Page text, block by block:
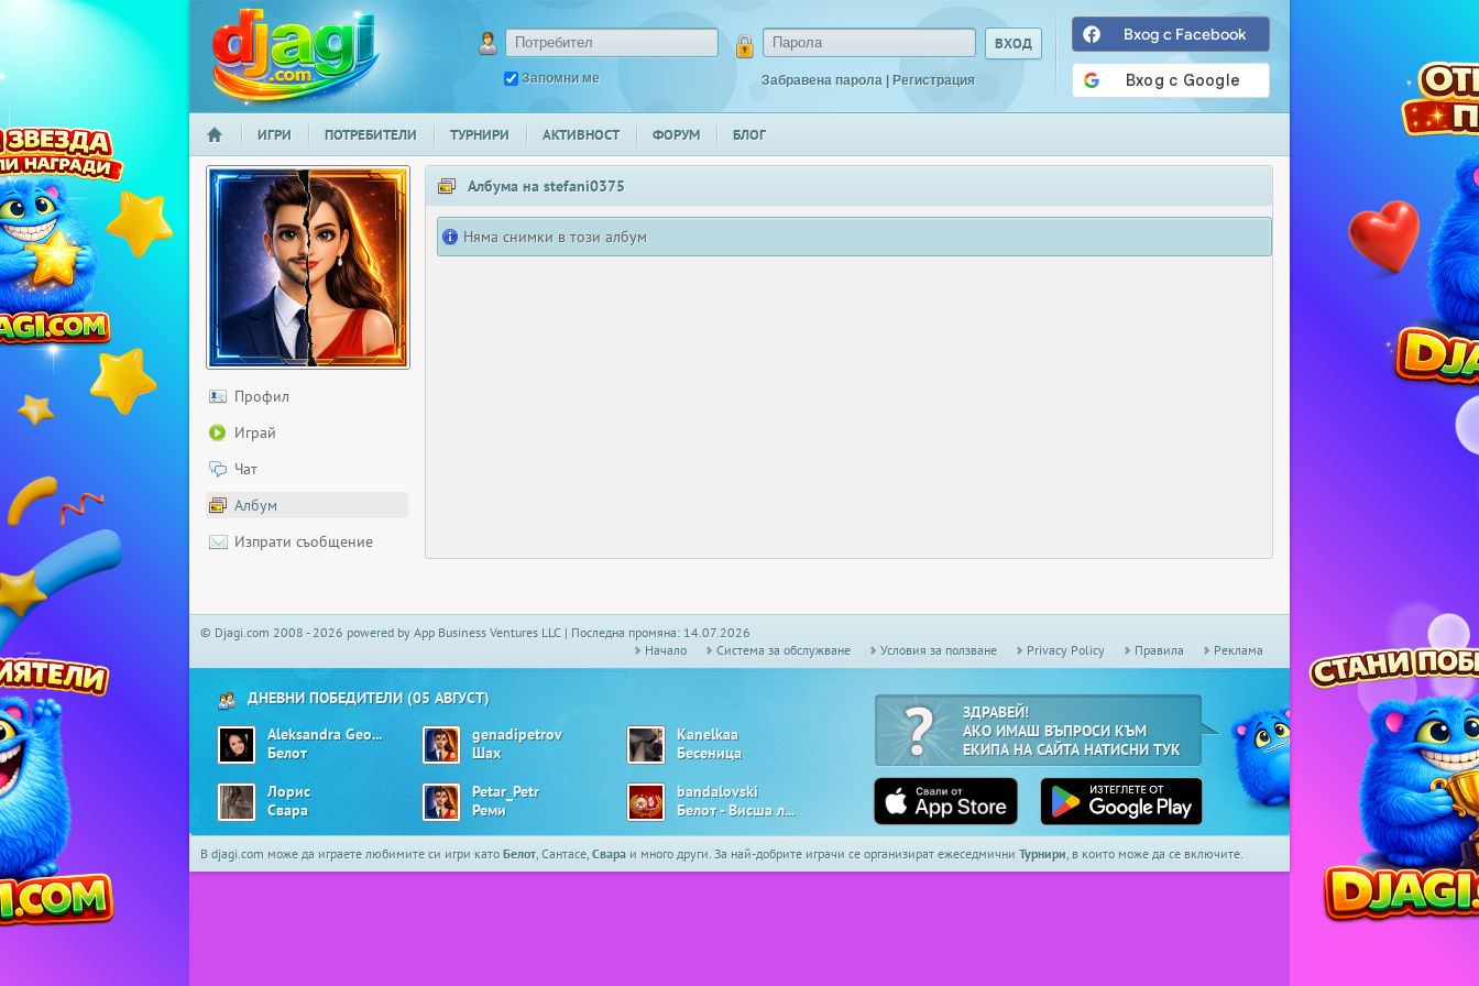
djagi.com
Запомни ме Забравена парола | Регистрация
Вход с Facebook
НАЧАЛО
ИГРИ ПОТРЕБИТЕЛИ ТУРНИРИ АКТИВНОСТ ФОРУМ БЛОГ
Профил
Играй
Чат
Албум
Изпрати съобщение
Албума на stefani0375
Няма снимки в този албум
© Djagi.com 2008 - 2026 powered by App Business Ventures LLC | Последна промяна: 14.07.2026
Начало
Системa за обслужване Условия за ползване Privacy Policy Правила Реклама
ДНЕВНИ ПОБЕДИТЕЛИ (05 АВГУСТ)
Aleksandra Georgieva01
Белот
genadipetrov
Шах
Kanelkaa
Бесеница
Лорис
Свара
Petar_Petr
Реми
bandalovski
Белот - Висша лига
ЗДРАВЕЙ!
АКО ИМАШ ВЪПРОСИ КЪМ
ЕКИПА НА САЙТА НАТИСНИ ТУК
В djagi.com може да играете любимите си игри като Белот, Сантасе, Свара и много други. За най-добрите играчи се организират ежеседмични Турнири, в които може да се включите.